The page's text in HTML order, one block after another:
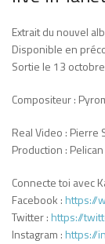
Extrait du nouvel
Disponible en
Sortie le 13
Compositeur :
Real Video : Pierre
Production : Pelican
Connecte toi avec
Facebook : https://
Twitter : https://
Instagram : https://